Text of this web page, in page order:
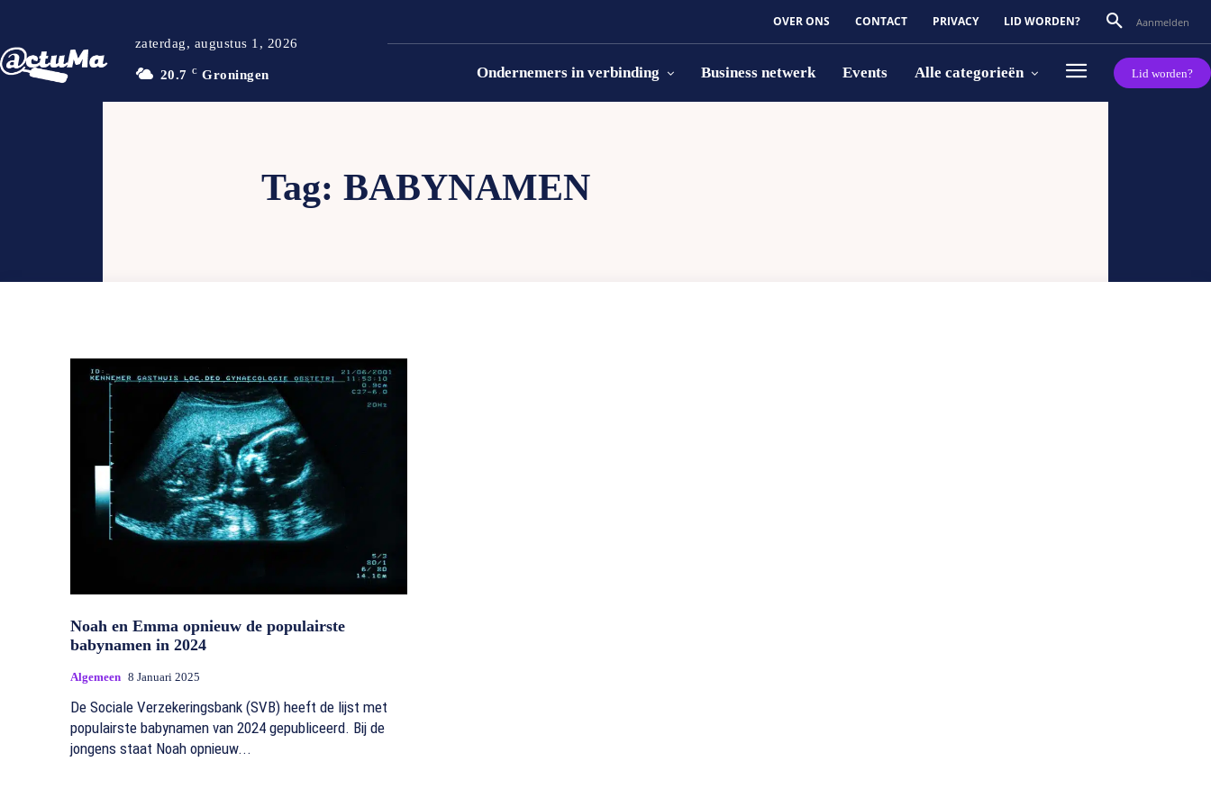
zaterdag, augustus 1, 2026
20.7 C Groningen
OVER ONS CONTACT PRIVACY LID WORDEN? Aanmelden
Ondernemers in verbinding Business netwerk Events Alle categorieën Lid worden?
Tag:BABYNAMEN
Noah en Emma opnieuw de populairste
babynamen in 2024
Algemeen 8 Januari 2025
De Sociale Verzekeringsbank (SVB) heeft de lijst met
populairste babynamen van 2024 gepubliceerd. Bij de
jongens staat Noah opnieuw...